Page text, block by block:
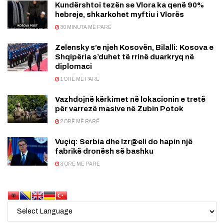
Kundërshtoi tezën se Vlora ka qenë 90%
hebreje, shkarkohet myftiu i Vlorës
30 MINUTA MË PARË
Zelensky s’e njeh Kosovën, Bilalli: Kosova e
Shqipëria s’duhet të rrinë duarkryq në
diplomaci
1 ORË MË PARË
Vazhdojnë kërkimet në lokacionin e tretë
për varrezë masive në Zubin Potok
2 ORË MË PARË
Vuçiq: Serbia dhe Izr@eli do hapin një
fabrikë dronësh së bashku
3 ORË MË PARË